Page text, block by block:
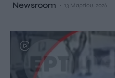
Newsroom 13 Μαρτίου, 2026